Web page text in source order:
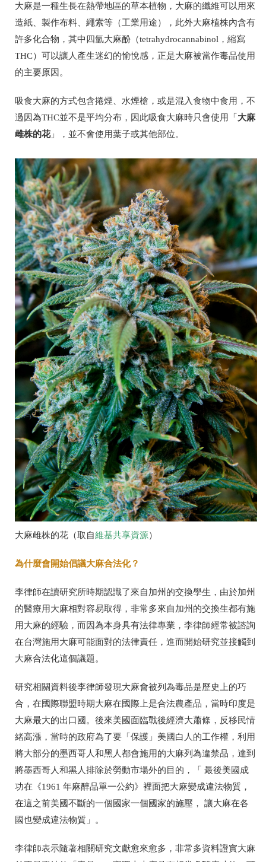
大麻是一種生長在熱帶地區的草本植物，大麻的纖維可以用來
造紙、製作布料、繩索等（工業用途），此外大麻植株內含有
許多化合物，其中四氫大麻酚（tetrahydrocannabinol，縮寫
THC）可以讓人產生迷幻的愉悅感，正是大麻被當作毒品使用
的主要原因。
吸食大麻的方式包含捲煙、水煙槍，或是混入食物中食用，不
過因為THC並不是平均分布，因此吸食大麻時只會使用「 大麻
雌株的花」，並不會使用葉子或其他部位。
大麻雌株的花（取自維基共享資源）
為什麼會開始倡議大麻合法化？
李律師在讀研究所時期認識了來自加州的交換學生，由於加州
的醫療用大麻相對容易取得，非常多來自加州的交換生都有施
用大麻的經驗，而因為本身具有法律專業，李律師經常被諮詢
在台灣施用大麻可能面對的法律責任，進而開始研究並接觸到
大麻合法化這個議題。
研究相關資料後李律師發現大麻會被列為毒品是歷史上的巧
合，在國際聯盟時期大麻在國際上是合法農產品，當時印度是
大麻最大的出口國。後來美國面臨戰後經濟大蕭條，反移民情
緒高漲，當時的政府為了要「保護」美國白人的工作權，利用
將大部分的墨西哥人和黑人都會施用的大麻列為違禁品，達到
將墨西哥人和黑人排除於勞動市場外的目的，「 最後美國成
功在《1961 年麻醉品單一公約》裡面把大麻變成違法物質，
在這之前美國不斷的一個國家一個國家的施壓， 讓大麻在各
國也變成違法物質」。
李律師表示隨著相關研究文獻愈來愈多，非常多資料證實大麻